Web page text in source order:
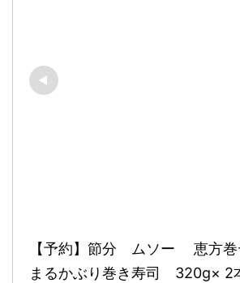
【予約】節分　ムソー　 恵方
まるかぶり巻き寿司　320g× 2